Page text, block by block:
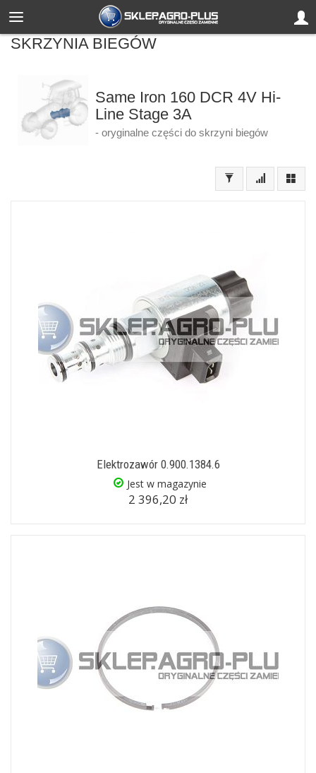
SKRZYNIA BIEGÓW
Same Iron 160 DCR 4V Hi-
Line Stage 3A
- oryginalne części do skrzyni biegów
Elektrozawór 0.900.1384.6
Jest w magazynie
2 396,20 zł